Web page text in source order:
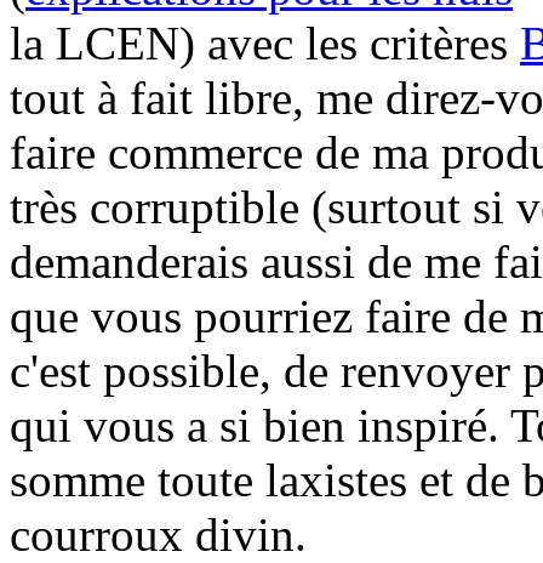
la LCEN) avec les critères
tout à fait libre, me direz-
faire commerce de ma
très corruptible (surtout si
demanderais aussi de me
que vous pourriez faire de
c'est possible, de renvoyer
qui vous a si bien inspiré.
somme toute laxistes et de
courroux divin.